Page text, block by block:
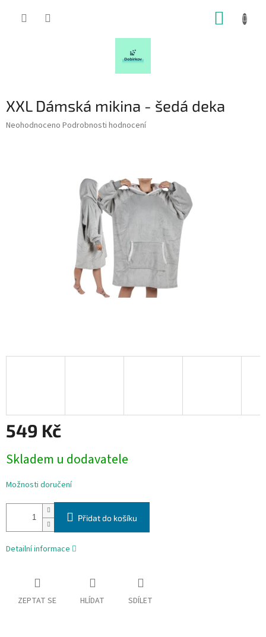
XXL Dámská mikina - šedá deka
Průměrné
Neohodnoceno Podrobnosti hodnocení
549 Kč
cena:
Skladem u dodavatele
Možnosti doručení
Přidat do košíku
Detailní informace
ZEPTAT SE HLÍDAT SDÍLET